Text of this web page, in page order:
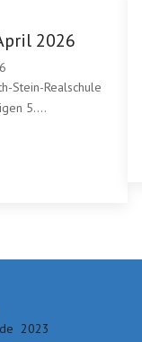
2026
Stein-Realschule
5....
2023